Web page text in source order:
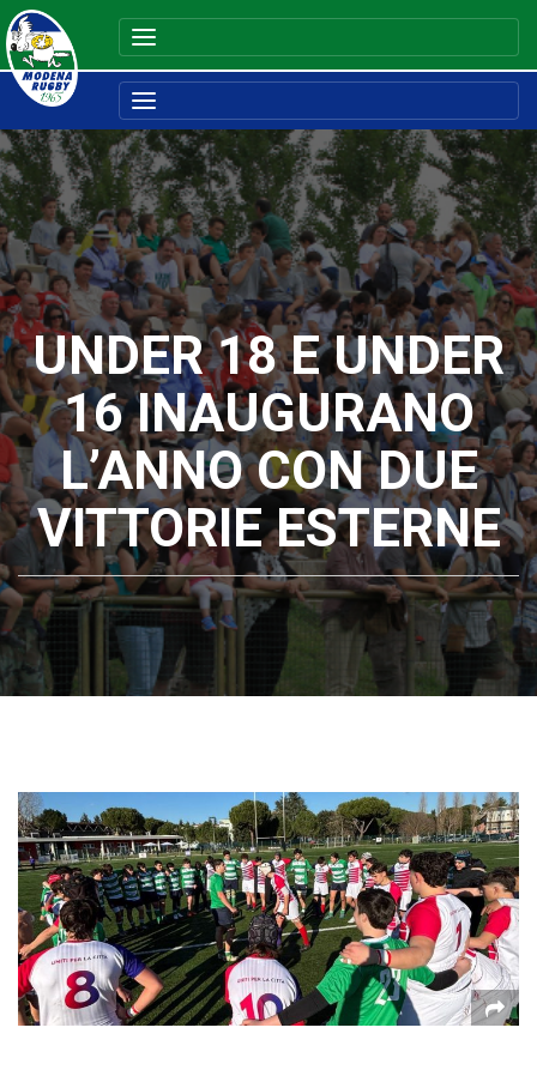
UNDER 18 E UNDER
16 INAUGURANO
L’ANNO CON DUE
VITTORIE ESTERNE